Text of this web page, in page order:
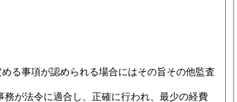
める事項が認められる場合にはその旨その他監査
が法令に適合し、正確に行われ、最少の経費